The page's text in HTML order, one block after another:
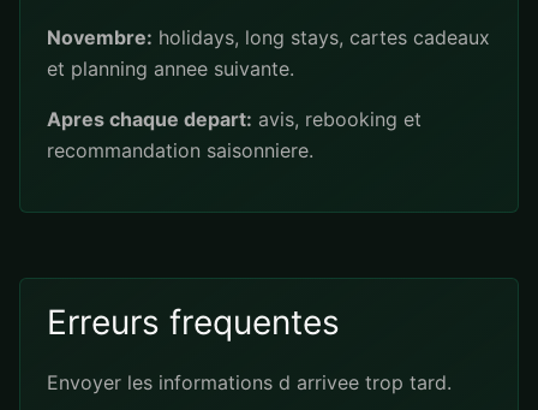
Novembre: holidays, long stays, cartes cadeaux
et planning annee suivante.
Apres chaque depart: avis, rebooking et
recommandation saisonniere.
Erreurs frequentes
Envoyer les informations d arrivee trop tard.